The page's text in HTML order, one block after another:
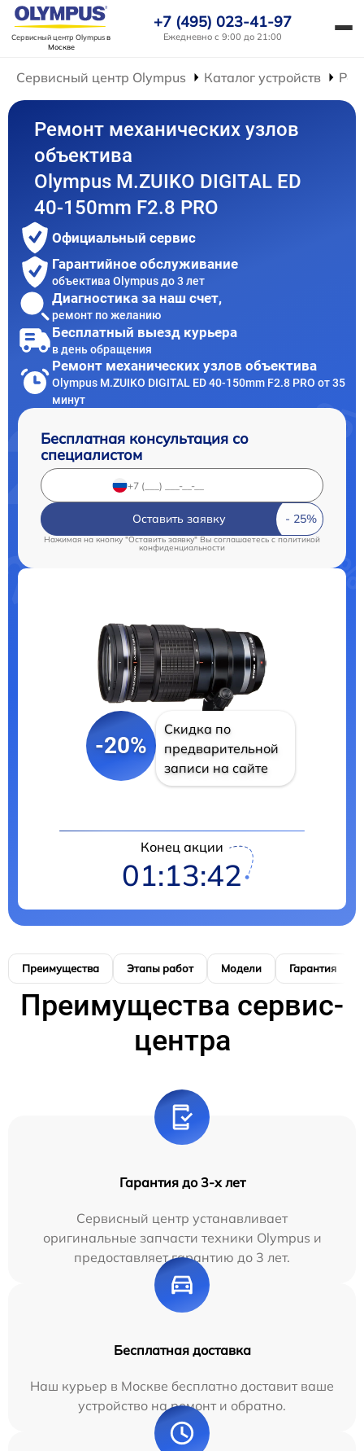
Сервисный центр Olympusв
Москве
+7 (495) 023-41-97
Ежедневно с 9:00 до 21:00
Сервисный центр Olympus Каталог устройств
Ремонт механических узлов
объектива
Olympus M.ZUIKO DIGITAL ED
40-150mm F2.8 PRO
Официальный сервис
Гарантийное обслуживание
объектива Olympus до 3 лет
Диагностика за наш счет,
ремонт по желанию
Бесплатный выезд курьера
в день обращения
Ремонт механических узлов объектива
Olympus M.ZUIKO DIGITAL ED 40-150mm F2.8 PRO от 35
минут
Бесплатная консультация со
специалистом
Оставить заявку
Нажимая на кнопку "Оставить заявку" Вы соглашаетесь c политикой
конфиденциальности
-20%
Скидка по
предварительной
записи на сайте
Конец акции
01:13:42
Преимущества Этапы работ Модели Гарантия
Преимущества сервис-
центра
Гарантия до 3-х лет
Сервисный центр устанавливает
оригинальные запчасти техники Olympus и
предоставляет гарантию до 3 лет.
Бесплатная доставка
Наш курьер в Москве бесплатно доставит ваше
устройство на ремонт и обратно.